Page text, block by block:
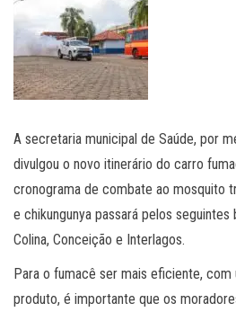
A secretaria municipal de Saúde, por
divulgou o novo itinerário do carro
cronograma de combate ao mosquito
e chikungunya passará pelos seguintes
Colina, Conceição e Interlagos.
Para o fumacê ser mais eficiente,
produto, é importante que os